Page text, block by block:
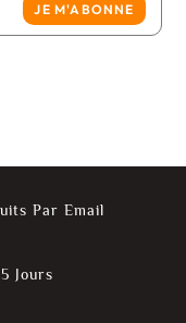
JE M'ABONNE
Par Email
Jours